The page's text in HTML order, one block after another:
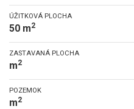
ÚŽITKOVÁ PLOCHA
50 m2
ZASTAVANÁ PLOCHA
m2
POZEMOK
m2